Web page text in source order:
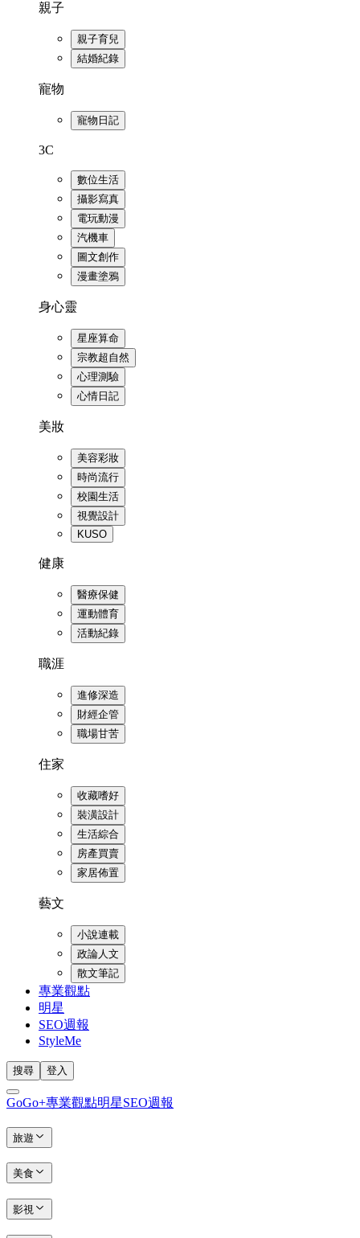
親子
親子育兒
結婚紀錄
寵物
寵物日記
3C
數位生活
攝影寫真
電玩動漫
汽機車
圖文創作
漫畫塗鴉
身心靈
星座算命
宗教超自然
心理測驗
心情日記
美妝
美容彩妝
時尚流行
校園生活
視覺設計
KUSO
健康
醫療保健
運動體育
活動紀錄
職涯
進修深造
財經企管
職場甘苦
住家
收藏嗜好
裝潢設計
生活綜合
房產買賣
家居佈置
藝文
小說連載
政論人文
散文筆記
專業觀點
明星
SEO週報
StyleMe
搜尋 登入
GoGo+專業觀點明星SEO週報
旅遊
美食
影視